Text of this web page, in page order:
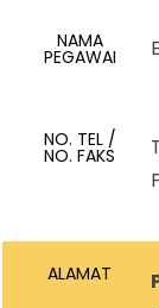
NAMA
PEGAWAI
NO. TEL /
NO. FAKS
ALAMAT